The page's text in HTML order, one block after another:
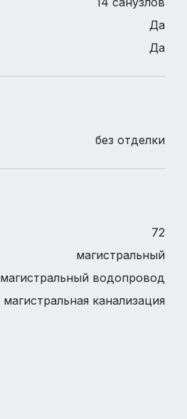
Да
Да
без отделки
72
магистральный
магистральный водопровод
магистральная канализация